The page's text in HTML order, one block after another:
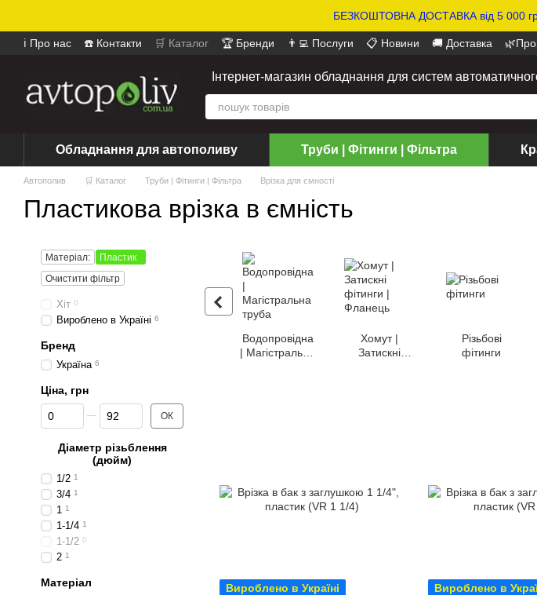
БЕЗКОШТОВНА ДОСТАВКА від 5 000
ℹ️ Про нас ☎️ Контакти 🛒 Каталог 🏆 Бренди 👨‍💻 Послуги 📋 Новини 🚚 Доставка
Інтернет-магазин обладнання для систем
Обладнання для автополиву Труби | Фітинги | Фільтра
Автополив 🛒 Каталог Труби | Фітинги | Фільтра Врізка для ємності
Пластикова врізка в ємність
Водопровідна
| Магістральна
Хомут |
Затискні
Різьбові
фітинги
Вироблено в Україні Вироблено в
Матеріал:
Пластик
Очистити фільтр
Хіт 0
Вироблено в Україні 6
Бренд
Україна 6
Ціна, грн
Від Ціна, грн
До Ціна, грн ОК
Діаметр різьблення
(дюйм)
1/2 1
3/4 1
1 1
1-1/4 1
1-1/2 0
2 1
Матеріал